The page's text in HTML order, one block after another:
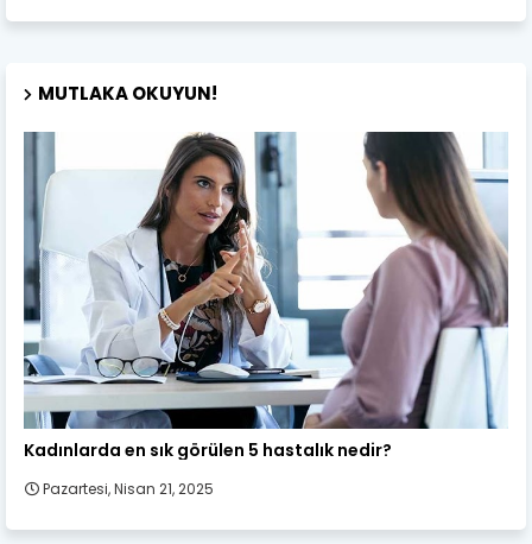
MUTLAKA OKUYUN!
Kadın Sağlığı
Kadınlarda en sık görülen 5 hastalık nedir?
Pazartesi, Nisan 21, 2025